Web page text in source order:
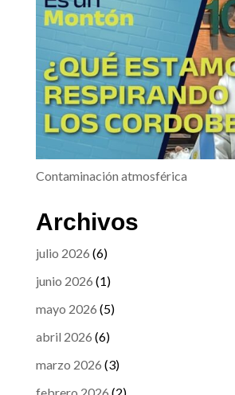
Contaminación atmosférica
Archivos
julio 2026 (6)
junio 2026 (1)
mayo 2026 (5)
abril 2026 (6)
marzo 2026 (3)
febrero 2026 (2)